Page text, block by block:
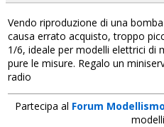
Vendo riproduzione di una
causa errato acquisto, troppo
1/6, ideale per modelli elettrici di
pure le misure. Regalo un
radio
Partecipa al Forum